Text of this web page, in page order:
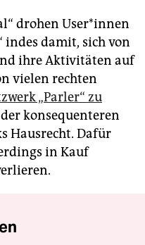
drohen User*innen
indes damit, sich von
ihre Aktivitäten auf
vielen rechten
„Parler“ zu
konsequenteren
Hausrecht. Dafür
in Kauf